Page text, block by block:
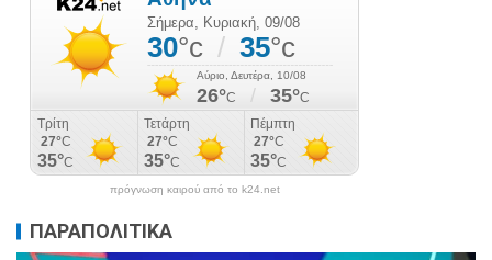
πρόγνωση καιρού από το k24.net
ΠΑΡΑΠΟΛΙΤΙΚΑ